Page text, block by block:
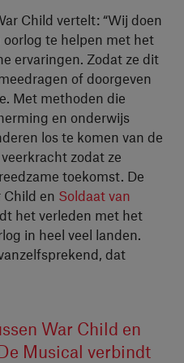
Child vertelt: “Wij doen
te helpen met het
ervaringen. Zodat ze dit
of doorgeven
Met methoden die
en onderwijs
los te komen van de
zodat ze
toekomst. De
Child en Soldaat van
het verleden met het
in heel veel landen.
dat
War Child en
Musical verbindt